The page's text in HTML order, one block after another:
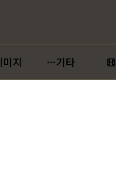
미지 기타